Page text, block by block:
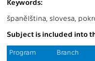
Keywords:
španělština, slovesa,
Subject is included into
Program Branch